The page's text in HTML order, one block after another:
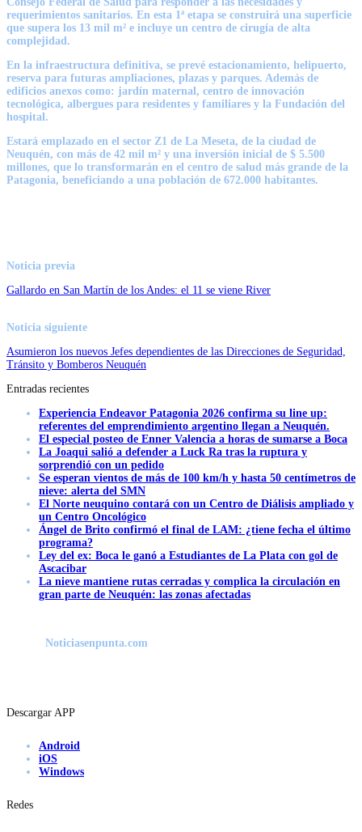
requerimientos sanitarios. En esta 1ª etapa se construirá una superficie
que supera los 13 mil m² e incluye un centro de cirugía de alta
complejidad.
En la infraestructura definitiva, se prevé estacionamiento, helipuerto,
reserva para futuras ampliaciones, plazas y parques. Además de
edificios anexos como: jardín maternal, centro de innovación
tecnológica, albergues para residentes y familiares y la Fundación del
hospital.
Estará emplazado en el sector Z1 de La Meseta, de la ciudad de
Neuquén, con más de 42 mil m² y una inversión inicial de $ 5.500
millones, que lo transformarán en el centro de salud más grande de la
Patagonia, beneficiando a una población de 672.000 habitantes.
Noticia previa
Gallardo en San Martín de los Andes: el 11 se viene River
Noticia siguiente
Asumieron los nuevos Jefes dependientes de las Direcciones de Seguridad,
Tránsito y Bomberos Neuquén
Entradas recientes
Experiencia Endeavor Patagonia 2026 confirma su line up:
referentes del emprendimiento argentino llegan a Neuquén.
El especial posteo de Enner Valencia a horas de sumarse a Boca
La Joaqui salió a defender a Luck Ra tras la ruptura y
sorprendió con un pedido
Se esperan vientos de más de 100 km/h y hasta 50 centímetros de
nieve: alerta del SMN
El Norte neuquino contará con un Centro de Diálisis ampliado y
un Centro Oncológico
Ángel de Brito confirmó el final de LAM: ¿tiene fecha el último
programa?
Ley del ex: Boca le ganó a Estudiantes de La Plata con gol de
Ascacibar
La nieve mantiene rutas cerradas y complica la circulación en
gran parte de Neuquén: las zonas afectadas
Noticiasenpunta.com
Descargar APP
Android
iOS
Windows
Redes